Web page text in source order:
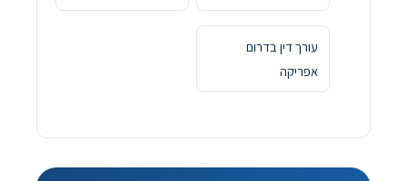
עורך דין בדרום
אפריקה